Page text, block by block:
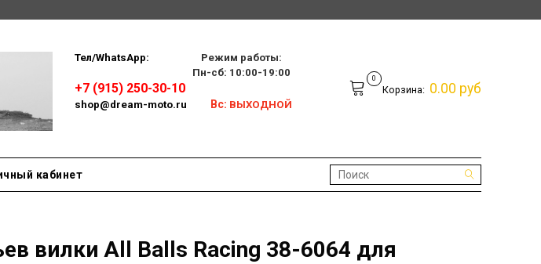
Тел/WhatsApp:
Режим работы:
Пн-сб: 10:00-19:00
+7 (915) 250-30-10
shop@dream-moto.ru Вс: ВЫХОДНОЙ
0
Корзина: 0.00 руб
кабинет
вилки All Balls Racing 38-6064 для